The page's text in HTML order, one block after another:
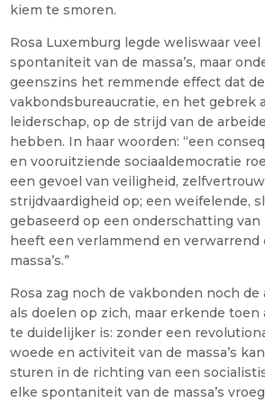
kiem te smoren.
Rosa Luxemburg legde weliswaar
spontaniteit van de massa’s, maar
geenszins het remmende effect dat de
vakbondsbureaucratie, en het gebrek
leiderschap, op de strijd van de
hebben. In haar woorden: “een
en vooruitziende sociaaldemocratie
een gevoel van veiligheid,
strijdvaardigheid op; een weifelende,
gebaseerd op een onderschatting
heeft een verlammend en verwarrend
massa’s.”
Rosa zag noch de vakbonden noch
als doelen op zich, maar erkende toen
te duidelijker is: zonder een
woede en activiteit van de massa’s
sturen in de richting van een
elke spontaniteit van de massa’s